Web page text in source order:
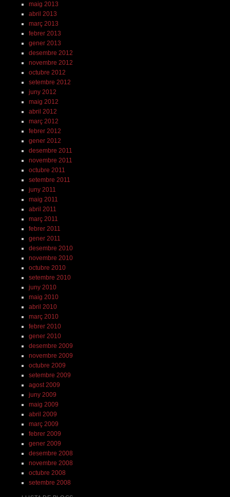
maig 2013
abril 2013
març 2013
febrer 2013
gener 2013
desembre 2012
novembre 2012
octubre 2012
setembre 2012
juny 2012
maig 2012
abril 2012
març 2012
febrer 2012
gener 2012
desembre 2011
novembre 2011
octubre 2011
setembre 2011
juny 2011
maig 2011
abril 2011
març 2011
febrer 2011
gener 2011
desembre 2010
novembre 2010
octubre 2010
setembre 2010
juny 2010
maig 2010
abril 2010
març 2010
febrer 2010
gener 2010
desembre 2009
novembre 2009
octubre 2009
setembre 2009
agost 2009
juny 2009
maig 2009
abril 2009
març 2009
febrer 2009
gener 2009
desembre 2008
novembre 2008
octubre 2008
setembre 2008